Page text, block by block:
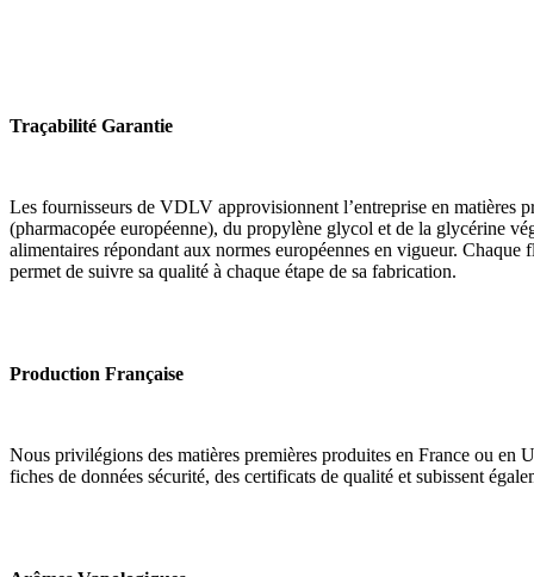
Traçabilité Garantie
Les fournisseurs de VDLV approvisionnent l’entreprise en matières
(pharmacopée européenne), du propylène glycol et de la glycérine
alimentaires répondant aux normes européennes en vigueur.
permet de suivre sa qualité à chaque étape de sa fabrication.
Production Française
Nous privilégions des matières premières produites en France ou en
fiches de données sécurité, des certificats de qualité et subissent